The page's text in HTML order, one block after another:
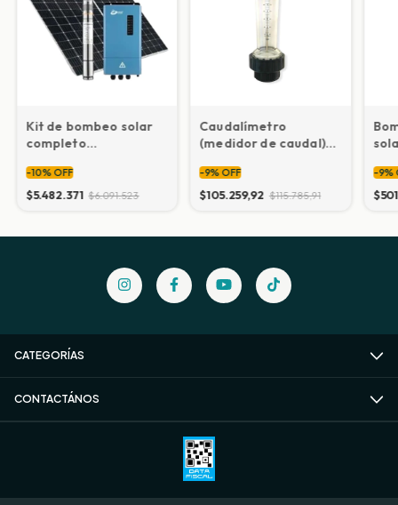
Kit de bombeo solar
completo
16000 litros/h
-10% OFF
$5.482.371 $6.091.523
Caudalímetro
(medidor de caudal)
-9% OFF
$105.259,92 $115.785,91
-9%
CATEGORÍAS
CONTACTÁNOS